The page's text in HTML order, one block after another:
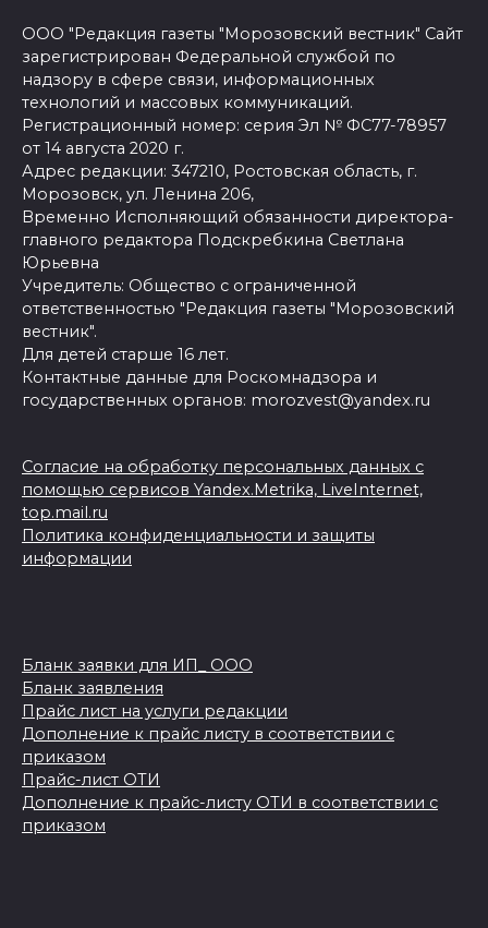
ООО "Редакция газеты "Морозовский вестник" Сайт
зарегистрирован Федеральной службой по
надзору в сфере связи, информационных
технологий и массовых коммуникаций.
Регистрационный номер: серия Эл № ФС77-78957
от 14 августа 2020 г.
Адрес редакции: 347210, Ростовская область, г.
Морозовск, ул. Ленина 206,
Временно Исполняющий обязанности директора-
главного редактора Подскребкина Светлана
Юрьевна
Учредитель: Общество с ограниченной
ответственностью "Редакция газеты "Морозовский
вестник".
Для детей старше 16 лет.
Контактные данные для Роскомнадзора и
государственных органов: morozvest@yandex.ru
Согласие на обработку персональных данных с
помощью сервисов Yandex.Metrika, LiveInternet,
top.mail.ru
Политика конфиденциальности и защиты
информации
Бланк заявки для ИП_ ООО
Бланк заявления
Прайс лист на услуги редакции
Дополнение к прайс листу в соответствии с
приказом
Прайс-лист ОТИ
Дополнение к прайс-листу ОТИ в соответствии с
приказом